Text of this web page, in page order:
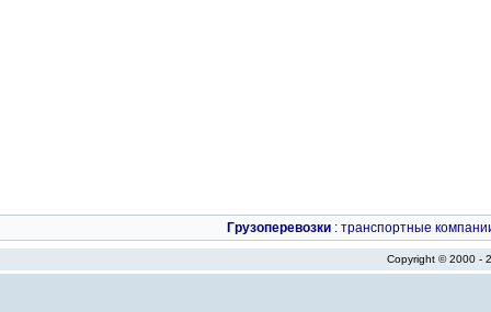
Грузоперевозки : транспортные
Copyright © 2000 -